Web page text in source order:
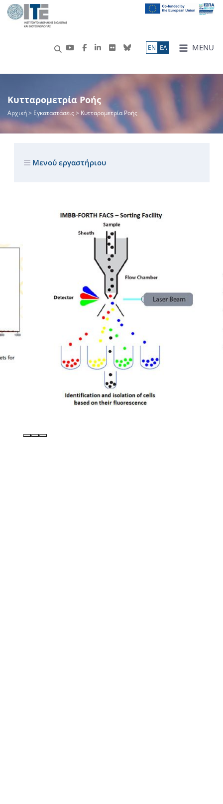
MENU
ΕN ΕΛ
Κυτταρομετρία Ροής
Αρχική> Εγκαταστάσεις > Κυτταρομετρία Ροής
Μενού εργαστήριου